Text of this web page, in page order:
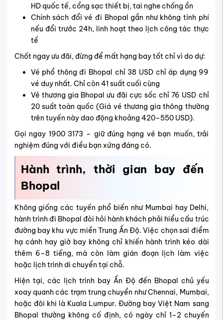
HD quốc tế, cổng sạc thiết bị, tai nghe chống ồn
Chính sách đổi vé đi Bhopal gần như không tính phí
nếu đổi trước 24h, linh hoạt theo lịch công tác thực
tế
Chốt ngay ưu đãi, đừng để mất hạng bay tốt chỉ vì do dự:
Vé phổ thông đi Bhopal chỉ 38 USD chỉ áp dụng 99
vé duy nhất. Chỉ còn 41 suất cuối cùng
Vé thương gia Bhopal ưu đãi cực sốc chỉ 76 USD chỉ
20 suất toàn quốc (Giá vé thương gia thông thường
trên tuyến này dao động khoảng 420–550 USD).
Gọi ngay 1900 3173 – giữ đúng hạng vé bạn muốn, trải
nghiệm đúng với điều bạn xứng đáng có.
Hành trình, thời gian bay đến
Bhopal
Không giống các tuyến phổ biến như Mumbai hay Delhi,
hành trình đi Bhopal đòi hỏi hành khách phải hiểu cấu trúc
đường bay khu vực miền Trung Ấn Độ. Việc chọn sai điểm
hạ cánh hay giờ bay không chỉ khiến hành trình kéo dài
thêm 6–8 tiếng, mà còn làm gián đoạn lịch làm việc
hoặc lịch trình di chuyển tại chỗ.
Hiện tại, các lịch trình bay Ấn Độ đến Bhopal chủ yếu
xoay quanh các trạm trung chuyển như Chennai, Mumbai,
hoặc đôi khi là Kuala Lumpur. Đường bay Việt Nam sang
Bhopal thường không cố định, có ngày chỉ 1–2 chuyến